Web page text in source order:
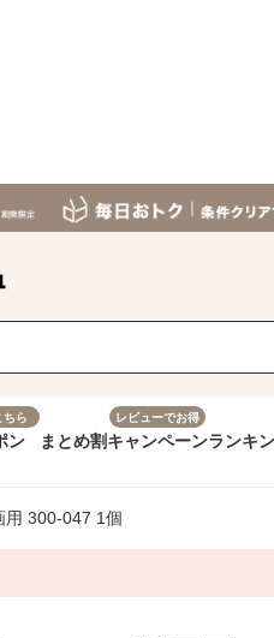
ちら
ン まとめ割
レビューでお得
キャンペーンランキ
用 300-047 1個